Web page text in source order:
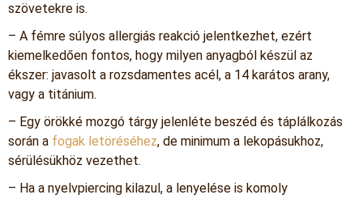
szövetekre is.
– A fémre súlyos allergiás reakció jelentkezhet, ezért
kiemelkedően fontos, hogy milyen anyagból készül az
ékszer: javasolt a rozsdamentes acél, a 14 karátos arany,
vagy a titánium.
– Egy örökké mozgó tárgy jelenléte beszéd és táplálkozás
során a fogak letöréséhez, de minimum a lekopásukhoz,
sérülésükhöz vezethet.
– Ha a nyelvpiercing kilazul, a lenyelése is komoly